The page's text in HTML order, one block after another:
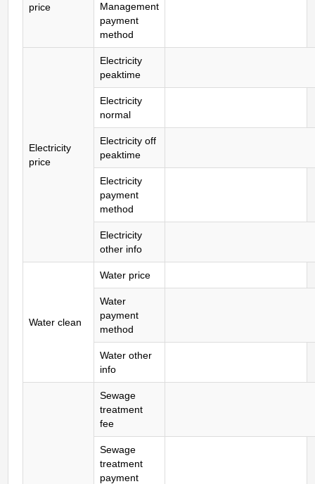
price
Management
payment
method
Electricity
price
Electricity
peaktime
Electricity
normal
Electricity off
peaktime
Electricity
payment
method
Electricity
other info
Water clean
Water price
Water
payment
method
Water other
info
Sewage
treatment
fee
Sewage
treatment
payment